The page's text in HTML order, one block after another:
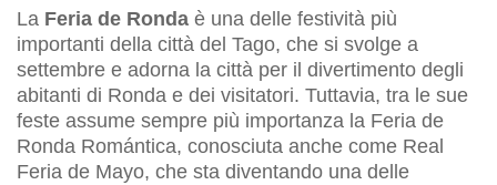
La Feria de Ronda è una delle festività più
importanti della città del Tago, che si svolge a
settembre e adorna la città per il divertimento degli
abitanti di Ronda e dei visitatori. Tuttavia, tra le sue
feste assume sempre più importanza la Feria de
Ronda Romántica, conosciuta anche come Real
Feria de Mayo, che sta diventando una delle